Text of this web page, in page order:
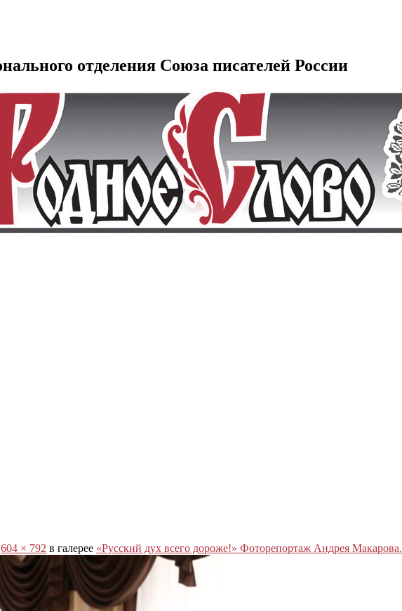
отделения Союза писателей России
604 × 792 в галерее «Русский дух всего дороже!» Фоторепортаж Андрея Макарова.